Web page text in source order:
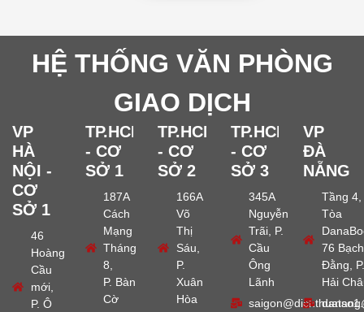
HỆ THỐNG VĂN PHÒNG
GIAO DỊCH
VP
HÀ
NỘI -
CƠ
SỞ 1
46
Hoàng
Cầu
mới,
P. Ô
TP.HCM
- CƠ
SỞ 1
187A
Cách
Mạng
Tháng
8,
P. Bàn
Cờ
TP.HCM
- CƠ
SỞ 2
166A
Võ
Thị
Sáu,
P.
Xuân
Hòa
TP.HCM
- CƠ
SỞ 3
345A
Nguyễn
Trãi, P.
Cầu
Ông
Lãnh
VP
ĐÀ
NẴNG
Tầng 4,
Tòa
76 Bạch
Đằng, P.
Hải